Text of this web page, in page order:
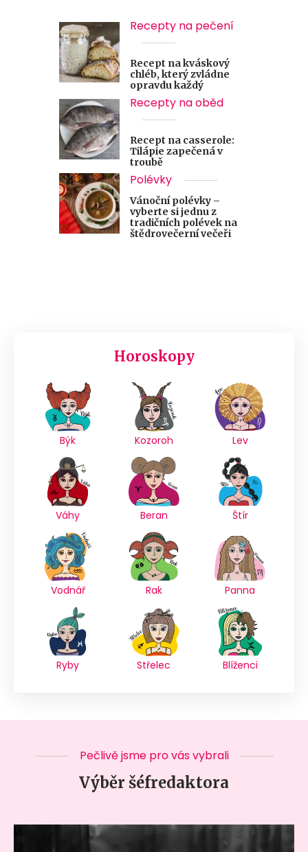
Recepty na pečení
Recept na kváskový
chléb, který zvládne
opravdu každý
Recepty na oběd
Recept na casserole:
Tilápie zapečená v
troubě
Polévky
Vánoční polévky –
vyberte si jednu z
tradičních polévek na
štědrovečerní večeři
Horoskopy
Býk Kozoroh Lev
Váhy Beran Štír
Vodnář Rak Panna
Ryby Střelec Blíženci
Pečlivě jsme pro vás vybrali
Výběr šéfredaktora